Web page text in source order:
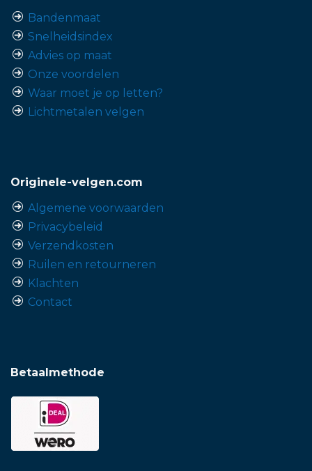
Bandenmaat
Snelheidsindex
Advies op maat
Onze voordelen
Waar moet je op letten?
Lichtmetalen velgen
Originele-velgen.com
Algemene voorwaarden
Privacybeleid
Verzendkosten
Ruilen en retourneren
Klachten
Contact
Betaalmethode